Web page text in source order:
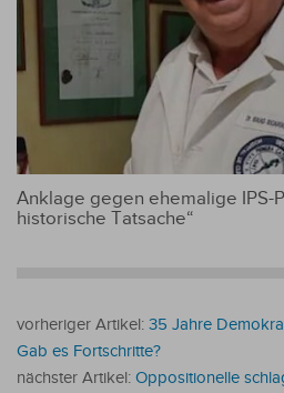
Anklage gegen ehemalige IPS-
historische Tatsache“
vorheriger Artikel: 35 Jahre
Gab es Fortschritte?
nächster Artikel: Oppositionelle